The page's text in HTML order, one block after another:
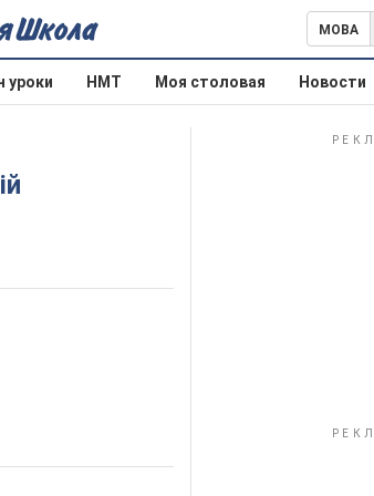
МОВА
уроки НМТ Моя столовая Новости